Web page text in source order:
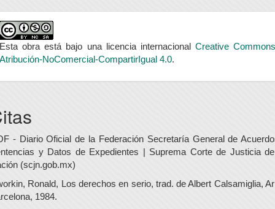
Esta obra está bajo una licencia internacional Creative Commons
Atribución-NoComercial-CompartirIgual 4.0.
- Diario Oficial de la Federación Secretaría General de
y Datos de Expedientes | Suprema Corte de Justicia
(scjn.gob.mx)
Ronald, Los derechos en serio, trad. de Albert Calsamiglia,
1984.